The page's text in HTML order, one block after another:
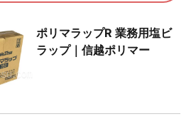
ポリマラップR 業務用塩ビ
ラップ｜信越ポリマー